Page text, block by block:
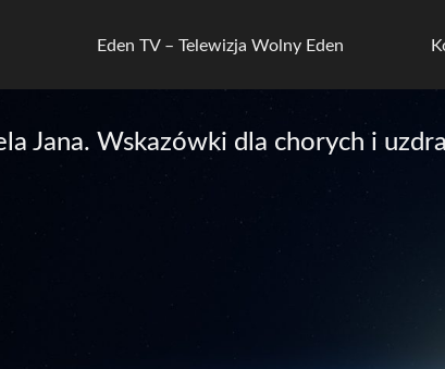
Eden TV – Telewizja Wolny Eden
Jana. Wskazówki dla chorych i